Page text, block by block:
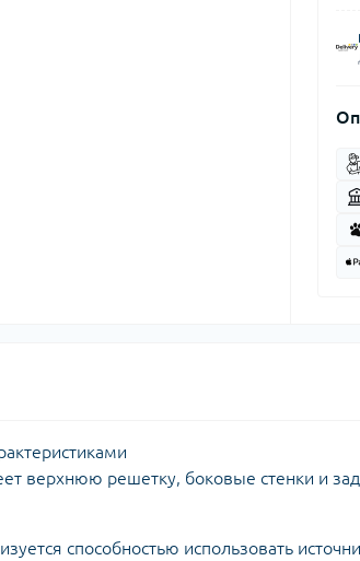
верхнюю решетку, боковые стенки и
способностью использовать